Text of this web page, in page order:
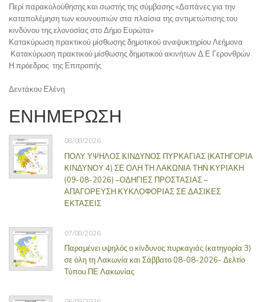
Περί παρακολούθησης και σωστής της σύμβασης «Δαπάνες για την
καταπολέμηση των κουνουπιών στα πλαίσια της αντιμετώπισης του
κινδύνου της ελονοσίας στο Δήμο Ευρώτα»
Κατακύρωση πρακτικού μίσθωσης δημοτικού αναψυκτηρίου Λεήμονα
Κατακύρωση πρακτικού μίσθωσης δημοτικού ακινήτων Δ.Ε Γερονθρών
Η πρόεδρος της Επιτροπής
Δεντάκου Ελένη
ΕΝΗΜΕΡΩΣΗ
08/08/2026
ΠΟΛΥ ΥΨΗΛΟΣ ΚΙΝΔΥΝΟΣ ΠΥΡΚΑΓΙΑΣ (ΚΑΤΗΓΟΡΙΑ
ΚΙΝΔΥΝΟΥ 4) ΣΕ ΟΛΗ ΤΗ ΛΑΚΩΝΙΑ ΤΗΝ ΚΥΡΙΑΚΗ
(09-08-2026) –ΟΔΗΓΙΕΣ ΠΡΟΣΤΑΣΙΑΣ –
ΑΠΑΓΟΡΕΥΣΗ ΚΥΚΛΟΦΟΡΙΑΣ ΣΕ ΔΑΣΙΚΕΣ
ΕΚΤΑΣΕΙΣ
07/08/2026
Παραμένει υψηλός ο κίνδυνος πυρκαγιάς (κατηγορία 3)
σε όλη τη Λακωνία και Σάββατο 08-08-2026- Δελτίο
Τύπου ΠΕ Λακωνίας